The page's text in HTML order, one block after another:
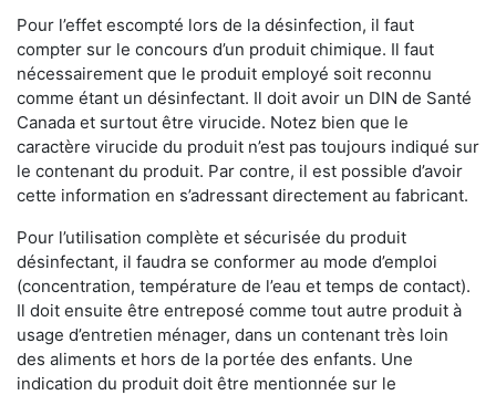
Pour l’effet escompté lors de la désinfection, il faut
compter sur le concours d’un produit chimique. Il faut
nécessairement que le produit employé soit reconnu
comme étant un désinfectant. Il doit avoir un DIN de Santé
Canada et surtout être virucide. Notez bien que le
caractère virucide du produit n’est pas toujours indiqué sur
le contenant du produit. Par contre, il est possible d’avoir
cette information en s’adressant directement au fabricant.
Pour l’utilisation complète et sécurisée du produit
désinfectant, il faudra se conformer au mode d’emploi
(concentration, température de l’eau et temps de contact).
Il doit ensuite être entreposé comme tout autre produit à
usage d’entretien ménager, dans un contenant très loin
des aliments et hors de la portée des enfants. Une
indication du produit doit être mentionnée sur le